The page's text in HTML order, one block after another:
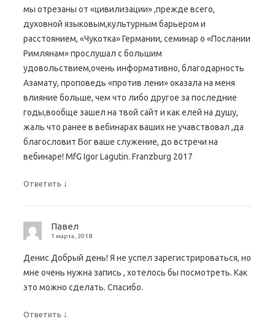
мы отрезаны от «цивилизации» ,прежде всего,
духовной языковым,культурным барьером и
расстоянием, «Чукотка» Германии, семинар о «Послании
Римлянам» прослушал с большим
удовольствием,очень информативно, благодарность
Азамату, проповедь «против лени» оказала на меня
влияние больше, чем что либо другое за последние
годы,вообще зашел на твой сайт и как елей на душу,
жаль что ранее в вебинарах ваших не учавствовал ,да
благословит Бог ваше служение, до встречи на
вебинаре! MfG Igor Lagutin. Franzburg 2017
Ответить ↓
Павел
1 марта, 2018
Денис Добрый день! Я не успел зарегистрироваться, но
мне очень нужна запись , хотелось бы посмотреть. Как
это можно сделать. Спасибо.
Ответить ↓